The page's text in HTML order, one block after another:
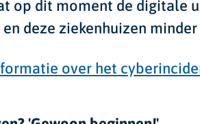
op dit moment de digitale
deze ziekenhuizen
over het